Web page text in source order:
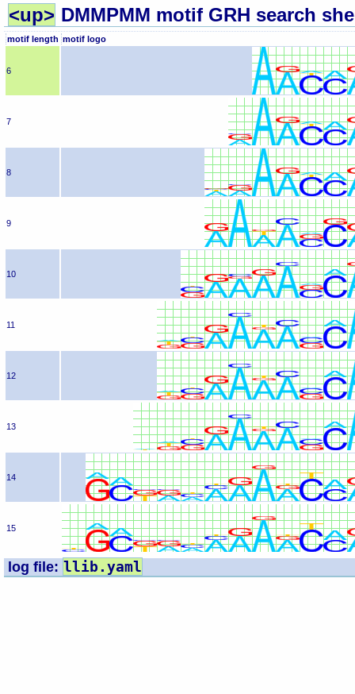
<up> DMMPMM motif GRH search
motif length motif logo
6
7
8
9
10
11
12
13
14
15
log file: llib.yaml